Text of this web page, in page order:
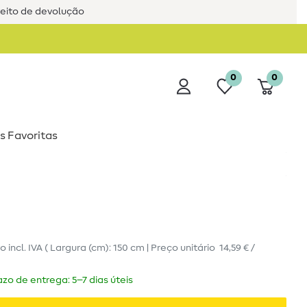
de devolução
0 0
Favoritas
incl. IVA ( Largura (cm): 150 cm | Preço unitário 14,59 € /
de entrega: 5–7 dias úteis